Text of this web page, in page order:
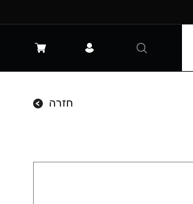
חזרה